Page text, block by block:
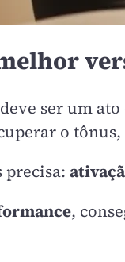
deve ser um
o
precisa:
,